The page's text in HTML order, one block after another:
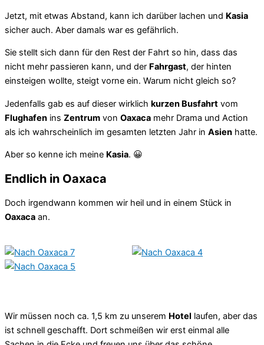
Jetzt, mit etwas Abstand, kann ich darüber lachen und Kasia
sicher auch. Aber damals war es gefährlich.
Sie stellt sich dann für den Rest der Fahrt so hin, dass das
nicht mehr passieren kann, und der Fahrgast, der hinten
einsteigen wollte, steigt vorne ein. Warum nicht gleich so?
Jedenfalls gab es auf dieser wirklich kurzen Busfahrt vom
Flughafen ins Zentrum von Oaxaca mehr Drama und Action
als ich wahrscheinlich im gesamten letzten Jahr in Asien hatte.
Aber so kenne ich meine Kasia. 😀
Endlich in Oaxaca
Doch irgendwann kommen wir heil und in einem Stück in
Oaxaca an.
Wir müssen noch ca. 1,5 km zu unserem Hotel laufen, aber das
ist schnell geschafft. Dort schmeißen wir erst einmal alle